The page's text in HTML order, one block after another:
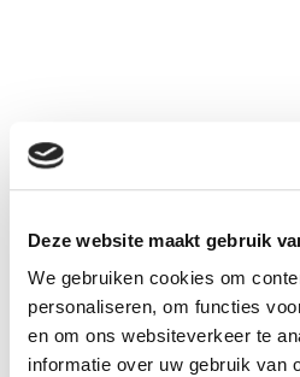
Deze website maakt gebruik
We gebruiken cookies om
personaliseren, om functies
en om ons websiteverkeer te
informatie over uw gebruik van
mAh
€ 18,95
Inclusief BTW: € 22,93
Aantal